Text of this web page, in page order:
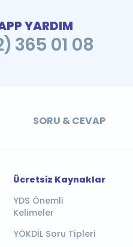
YARDIM
365 01 08
SORU & CEVAP
Ücretsiz Kaynaklar
YDS Önemli
Kelimeler
YÖKDİL Soru Tipleri